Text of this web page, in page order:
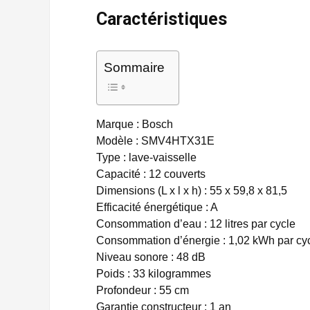
Caractéristiques
Sommaire
Marque : Bosch
Modèle : SMV4HTX31E
Type : lave-vaisselle
Capacité : 12 couverts
Dimensions (L x l x h) : 55 x 59,8 x 81,5
Efficacité énergétique : A
Consommation d’eau : 12 litres par cycle
Consommation d’énergie : 1,02 kWh par
Niveau sonore : 48 dB
Poids : 33 kilogrammes
Profondeur : 55 cm
Garantie constructeur : 1 an